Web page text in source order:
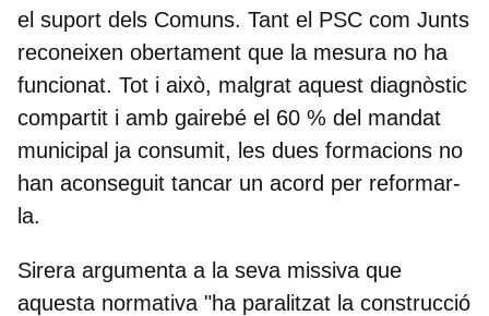
el suport dels Comuns. Tant el PSC com Junts
reconeixen obertament que la mesura no ha
funcionat. Tot i això, malgrat aquest diagnòstic
compartit i amb gairebé el 60 % del mandat
municipal ja consumit, les dues formacions no
han aconseguit tancar un acord per reformar-
la.
Sirera argumenta a la seva missiva que
aquesta normativa "ha paralitzat la construcció